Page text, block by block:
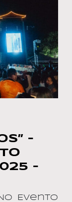
–
–
Evento